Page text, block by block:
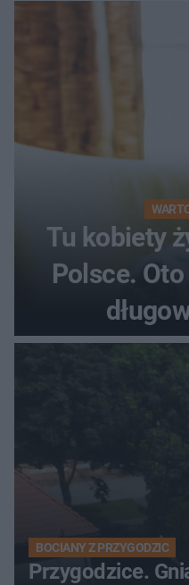
Tu kobiety
Polsce.
BOCIANY Z PRZYGODZIC
Przygodzice.